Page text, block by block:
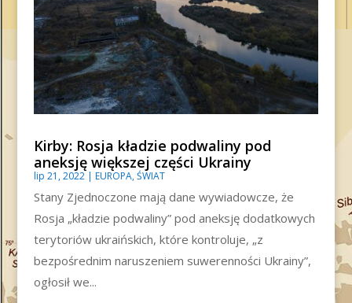
Kirby: Rosja kładzie podwaliny pod
aneksję większej części Ukrainy
lip 21, 2022| EUROPA,ŚWIAT
Stany Zjednoczone mają dane wywiadowcze, że
Rosja „kładzie podwaliny” pod aneksję dodatkowych
terytoriów ukraińskich, które kontroluje, „z
bezpośrednim naruszeniem suwerenności Ukrainy”,
ogłosił we...